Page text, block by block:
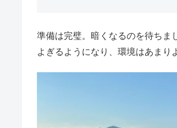
準備は完璧。暗くなるのを待ちま
よぎるようになり、環境はあまり